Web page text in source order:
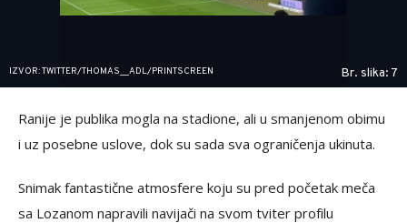
IZVOR: TWITTER/THOMAS__ADL/PRINTSCREEN Br. slika: 7
Ranije je publika mogla na stadione, ali u smanjenom obimu
i uz posebne uslove, dok su sada sva ograničenja ukinuta.
Snimak fantastične atmosfere koju su pred početak meča
sa Lozanom napravili navijači na svom tviter profilu